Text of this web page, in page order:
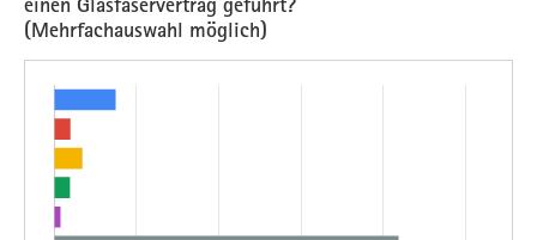
(Mehrfachauswahl möglich)